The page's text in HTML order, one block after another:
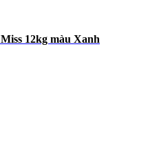
Bình gas COMPOSITE Miss 12kg màu Xanh